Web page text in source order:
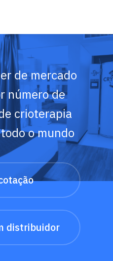
de mercado
número de
crioterapia
o mundo
distribuidor